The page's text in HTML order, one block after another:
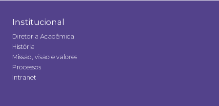
Institucional
Diretoria Acadêmica
História
Missão, visão e valores
Processos
Intranet